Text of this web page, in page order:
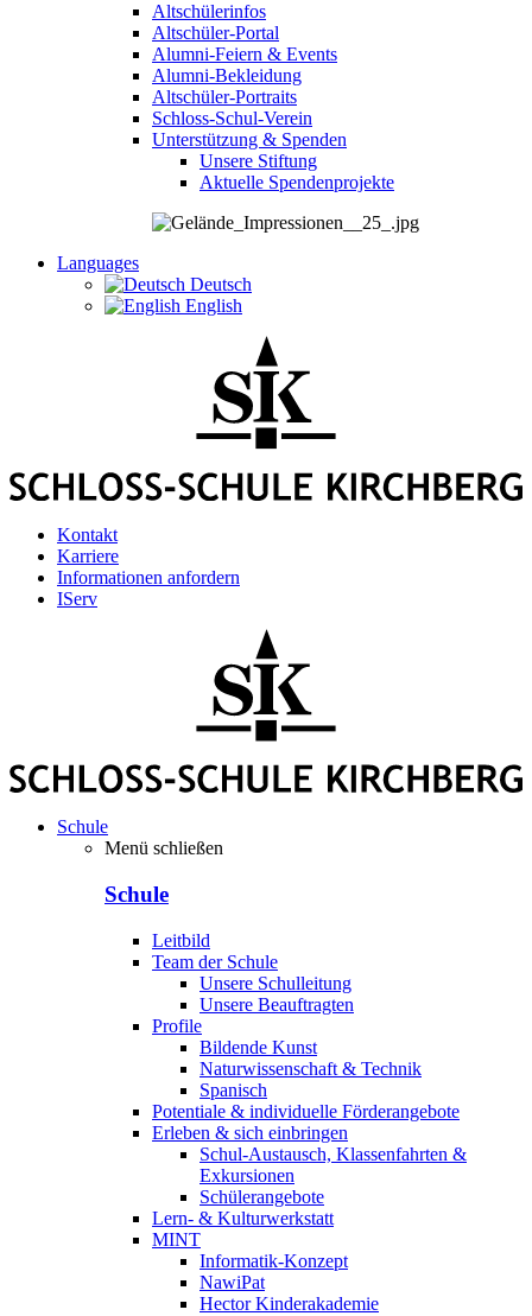
Altschülerinfos
Altschüler-Portal
Alumni-Feiern & Events
Alumni-Bekleidung
Altschüler-Portraits
Schloss-Schul-Verein
Unterstützung & Spenden
Unsere Stiftung
Aktuelle Spendenprojekte
Languages
Deutsch
English
Kontakt
Karriere
Informationen anfordern
IServ
Schule
Menü schließen
Schule
Leitbild
Team der Schule
Unsere Schulleitung
Unsere Beauftragten
Profile
Bildende Kunst
Naturwissenschaft & Technik
Spanisch
Potentiale & individuelle Förderangebote
Erleben & sich einbringen
Schul-Austausch, Klassenfahrten &
Exkursionen
Schülerangebote
Lern- & Kulturwerkstatt
MINT
Informatik-Konzept
NawiPat
Hector Kinderakademie